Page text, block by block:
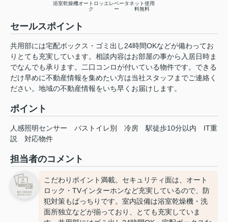
浴室乾燥機オートロッ
ク
エレベータ
ー
ネット使用
料無料
セールスポイント
共用部には宅配ボックス・ゴミ出し24時間OKなどが備わってお
りとても充実しています。相談内容はお部屋の事から入居日時ま
でなんでも承ります。二口コンロが付いている物件です。できる
だけ早めに不動産情報を集めたい方は当社スタッフまでご連絡く
ださい。地域の不動産情報をいち早くお届けします。
ポイント
人感照明センサー バストイレ別 冷房 駅徒歩10分以内
IT重
説
対応物件
担当者のコメント
こだわりポイント満載。セキュリティ面は、オート
ロック・TVインターホンなど充実しているので、防
犯対策もばっちりです。室内設備は浴室乾燥機・洗
面所独立などが揃っており、とても充実していま